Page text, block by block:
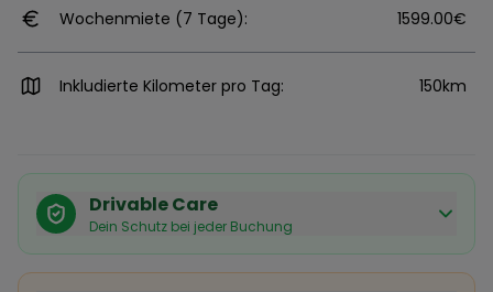
Wochenmiete (7 Tage): 1599.00€
Inkludierte Kilometer pro Tag: 150km
Drivable Care
Dein Schutz bei jeder Buchung
Käuferschutz inklusive